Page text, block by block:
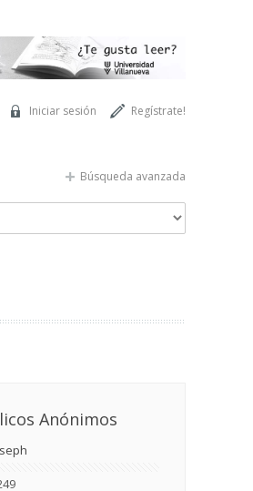
Regístrate!
Iniciar sesión
Búsqueda avanzada
Anónimos